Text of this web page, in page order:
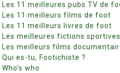
Les 11 meilleures pubs TV de
Les 11 meilleurs films de foot
Les 11 meilleurs livres de foot
Les meilleures fictions
Les meilleurs films
Qui es-tu, Footichiste ?
Who’s who